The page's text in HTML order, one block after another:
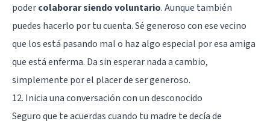
podercolaborar siendo voluntario. Aunque también
puedes hacerlo por tu cuenta. Sé generoso con ese vecino
que los está pasando mal o haz algo especial por esa amiga
que está enferma. Da sin esperar nada a cambio,
simplemente por el placer de ser generoso.
12. Inicia una conversación con un desconocido
Seguro que te acuerdas cuando tu madre te decía de